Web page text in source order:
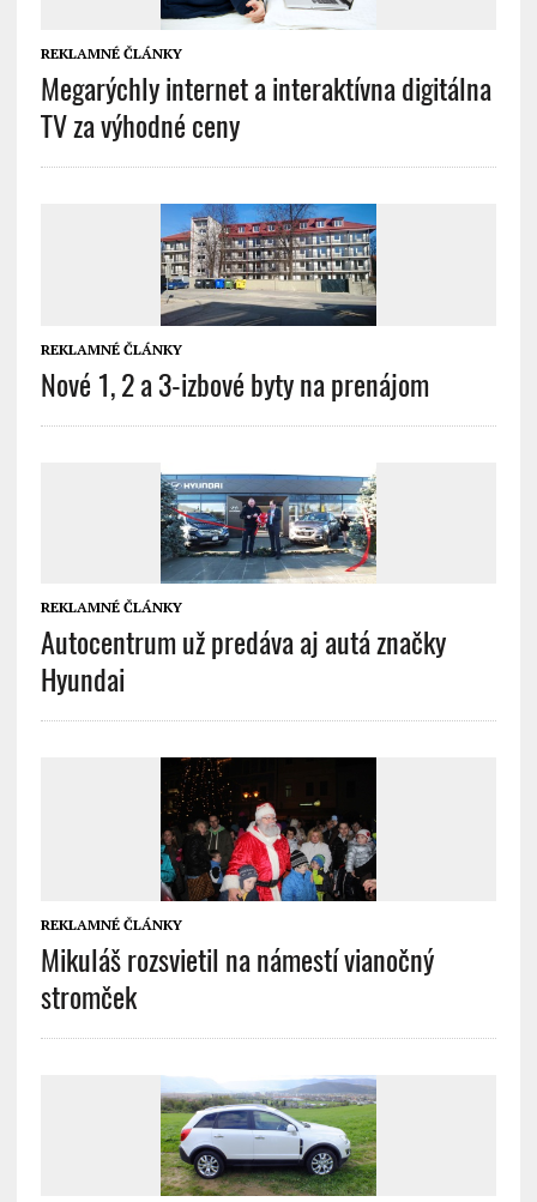
REKLAMNÉ ČLÁNKY
Megarýchly internet a interaktívna digitálna
TV za výhodné ceny
REKLAMNÉ ČLÁNKY
Nové 1, 2 a 3-izbové byty na prenájom
REKLAMNÉ ČLÁNKY
Autocentrum už predáva aj autá značky
Hyundai
REKLAMNÉ ČLÁNKY
Mikuláš rozsvietil na námestí vianočný
stromček